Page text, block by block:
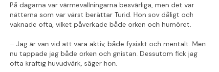
På dagarna var värmevallningarna besvärliga, men det var
nätterna som var värst berättar Turid. Hon sov dåligt och
vaknade ofta, vilket påverkade både orken och humöret.
– Jag är van vid att vara aktiv, både fysiskt och mentalt. Men
nu tappade jag både orken och gnistan. Dessutom fick jag
ofta kraftig huvudvärk, säger hon.